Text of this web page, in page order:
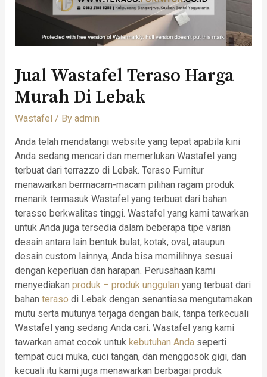
Jual Wastafel Teraso Harga
Murah Di Lebak
Wastafel / By admin
Anda telah mendatangi website yang tepat apabila kini
Anda sedang mencari dan memerlukan Wastafel yang
terbuat dari terrazzo di Lebak. Teraso Furnitur
menawarkan bermacam-macam pilihan ragam produk
menarik termasuk Wastafel yang terbuat dari bahan
terasso berkwalitas tinggi. Wastafel yang kami tawarkan
untuk Anda juga tersedia dalam beberapa tipe varian
desain antara lain bentuk bulat, kotak, oval, ataupun
desain custom lainnya, Anda bisa memilihnya sesuai
dengan keperluan dan harapan. Perusahaan kami
menyediakan produk – produk unggulan yang terbuat dari
bahan teraso di Lebak dengan senantiasa mengutamakan
mutu serta mutunya terjaga dengan baik, tanpa terkecuali
Wastafel yang sedang Anda cari. Wastafel yang kami
tawarkan amat cocok untuk kebutuhan Andaseperti
tempat cuci muka, cuci tangan, dan menggosok gigi, dan
kecuali itu kami juga menawarkan berbagai produk